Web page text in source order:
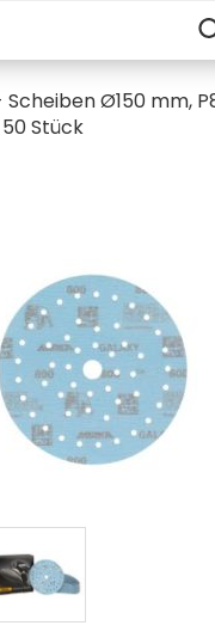
Scheiben Ø150 mm,
50 Stück